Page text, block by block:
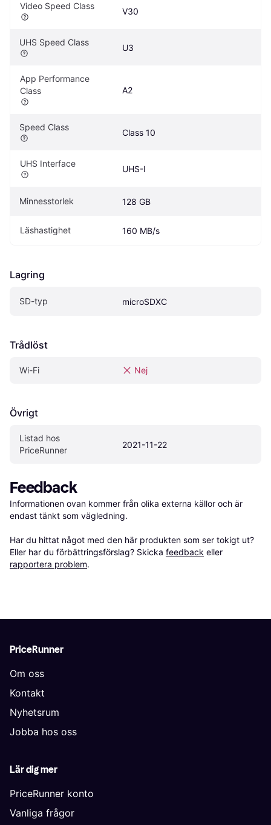
Video Speed Class
V30
UHS Speed Class
U3
App Performance
Class
A2
Speed Class
Class 10
UHS Interface
UHS-I
Minnesstorlek 128 GB
Läshastighet 160 MB/s
Lagring
SD-typ microSDXC
Trådlöst
Wi-Fi Nej
Övrigt
Listad hos
PriceRunner
2021-11-22
Feedback
Informationen ovan kommer från olika externa källor och är
endast tänkt som vägledning.
Har du hittat något med den här produkten som ser tokigt ut?
Eller har du förbättringsförslag? Skicka feedback eller
rapportera problem.
PriceRunner
Om oss
Kontakt
Nyhetsrum
Jobba hos oss
Lär dig mer
PriceRunner konto
Vanliga frågor